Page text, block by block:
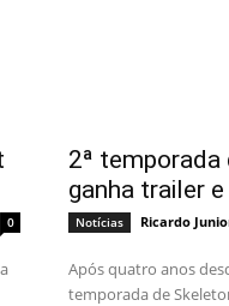
0
2ª temporada
ganha trailer
Notícias Ricardo
Após quatro anos
temporada de